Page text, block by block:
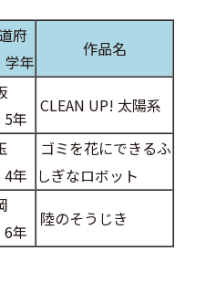
府
学年
作品名
5年
CLEAN UP! 太陽系
4年
ゴミを花にできるふ
しぎなロボット
6年
陸のそうじき